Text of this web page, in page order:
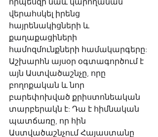
վերահսկել իրենց
հայրենակիցների և
քաղաքացիների
համոզմունքների համակարգերը:
Աշխարհն այսօր օգտագործում է
այն Աստվածաշնչը, որը
բողոքական և նոր
բարեփոխված քրիստոնեական
տարբերակն է: Դա է հիմնական
պատճառը, որ հին
Աստվածաշնչում Հայաստանը